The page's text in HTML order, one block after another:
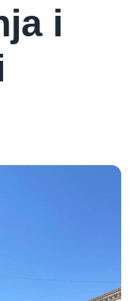
i